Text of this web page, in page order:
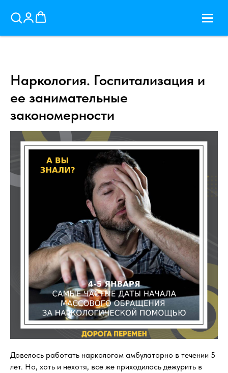
Наркология. Госпитализация и
ее занимательные
закономерности
Довелось работать наркологом амбулаторно в течении 5
лет. Но, хоть и нехотя, все же приходилось дежурить в